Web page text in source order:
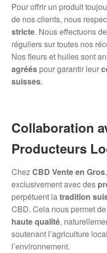
Pour offrir un produit
de nos clients, nous
stricte. Nous effectuons
réguliers sur toutes nos
Nos fleurs et huiles sont
agrééspour garantir leur
suisses.
Collaboration
Producteurs
ChezCBD Vente en Gros
exclusivement avec des
perpétuent latradition
CBD. Cela nous permet
haute qualité,
soutenant l’agriculture
l’environnement.